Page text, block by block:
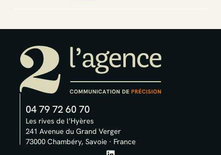
04 79 72 60 70
Les rives de l’Hyères
241 Avenue du Grand Verger
73000 Chambéry, Savoie · France